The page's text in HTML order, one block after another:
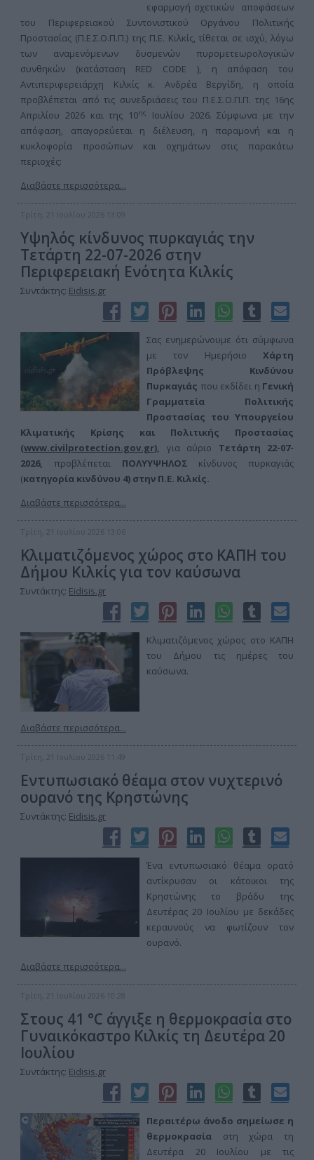
εφαρμογή σχετικών αποφάσεων
του Περιφερειακού Συντονιστικού Οργάνου Πολιτικής
Προστασίας (Π.Ε.Σ.Ο.Π.Π.) της Π.Ε. Κιλκίς, τίθεται σε ισχύ, λόγω
των αναμενόμενων δυσμενών πυρομετεωρολογικών
συνθηκών (κατάσταση RED CODE ), η απόφαση του
Αντιπεριφερειάρχη Κιλκίς κ. Ανδρέα Βεργίδη, η οποία
προβλέπεται από τις συνεδριάσεις του Π.Ε.Σ.Ο.Π.Π. της 16ης
Απριλίου 2026 και της 10ης Ιουλίου 2026. Σύμφωνα με την
απόφαση, απαγορεύεται η διέλευση, η παραμονή και η
κυκλοφορία προσώπων και οχημάτων στις παρακάτω
περιοχές:
Διαβάστε περισσότερα...
Τρίτη, 21 Ιουλίου 2026 13:09
Υψηλός κίνδυνος πυρκαγιάς την
Τετάρτη 22-07-2026 στην
Περιφερειακή Ενότητα Κιλκίς
Συντάκτης: Eidisis.gr
Σας ενημερώνουμε ότι σύμφωνα
με τον Ημερήσιο Χάρτη
Πρόβλεψης Κινδύνου
Πυρκαγιάς που εκδίδει η Γενική
Γραμματεία Πολιτικής
Προστασίας του Υπουργείου
Κλιματικής Κρίσης και Πολιτικής Προστασίας
(www.civilprotection.gov.gr), για αύριο Τετάρτη 22-07-
2026, προβλέπεται ΠΟΛΥΥΨΗΛΟΣ κίνδυνος πυρκαγιάς
(κατηγορία κινδύνου 4) στην Π.Ε. Κιλκίς.
Διαβάστε περισσότερα...
Τρίτη, 21 Ιουλίου 2026 13:06
Κλιματιζόμενος χώρος στο ΚΑΠΗ του
Δήμου Κιλκίς για τον καύσωνα
Συντάκτης: Eidisis.gr
Κλιματιζόμενος χώρος στο ΚΑΠΗ
του Δήμου τις ημέρες του
καύσωνα.
Διαβάστε περισσότερα...
Τρίτη, 21 Ιουλίου 2026 11:49
Εντυπωσιακό θέαμα στον νυχτερινό
ουρανό της Κρηστώνης
Συντάκτης: Eidisis.gr
Ένα εντυπωσιακό θέαμα ορατό
αντίκρυσαν οι κάτοικοι της
Κρηστώνης το βράδυ της
Δευτέρας 20 Ιουλίου με δεκάδες
κεραυνούς να φωτίζουν τον
ουρανό.
Διαβάστε περισσότερα...
Τρίτη, 21 Ιουλίου 2026 10:28
Στους 41 °C άγγιξε η θερμοκρασία στο
Γυναικόκαστρο Κιλκίς τη Δευτέρα 20
Ιουλίου
Συντάκτης: Eidisis.gr
Περαιτέρω άνοδο σημείωσε η
θερμοκρασία στη χώρα τη
Δευτέρα 20 Ιουλίου με τις